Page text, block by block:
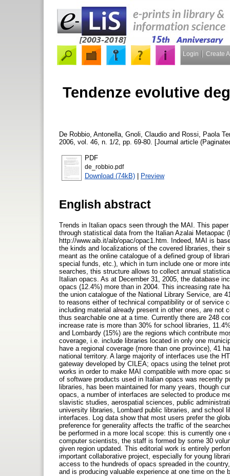
Login Create
Tendenze evolutive
De Robbio, Antonella Gnoli, Claudio and Rossi, Paola
2006, vol. 46, n. 1/2, pp. 69-80. [Journal article
PDF
de_robbio.pdf
Download (74kB) | Preview
English abstract
Trends in Italian opacs seen through the MAI. This
through statistical data from the Italian Azalai Metaopac
http://www.aib.it/aib/opac/opac1.htm. Indeed, MAI is
the kinds and localizations of the covered libraries, their
meant as the online catalogue of a defined group of
special funds, etc.), which in turn include one or more
searches, this structure allows to collect annual
Italian opacs. As at December 31, 2005, the database
opacs (12.4%) more than in 2004. This increasing rate
the union catalogue of the National Library Service, are
to reasons either of technical compatibility or of service
including material already present in other ones, are not
thus searchable one at a time. Currently there are 248
increase rate is more than 30% for school libraries,
and Lombardy (15%) are the regions which contribute
coverage, i.e. include libraries located in only one
have a regional coverage (more than one province), 41
national territory. A large majority of interfaces use the
gateway developed by CILEA; opacs using the telnet
works in order to make MAI compatible with more opac
of software products used in Italian opacs was recently
libraries, has been maintained for many years, though
opacs, a number of interfaces are selected to produce
slavistic studies, aerospatial sciences, public
university libraries, Lombard public libraries, and school
interfaces. Log data show that most users prefer the
preference for generality affects the traffic of the
be performed in a more local scope: this is currently
computer scientists, the staff is formed by some 30
given region updated. This editorial work is entirely
important collaborative project, especially for young
access to the hundreds of opacs spreaded in the
and is producing valuable experience at one time on